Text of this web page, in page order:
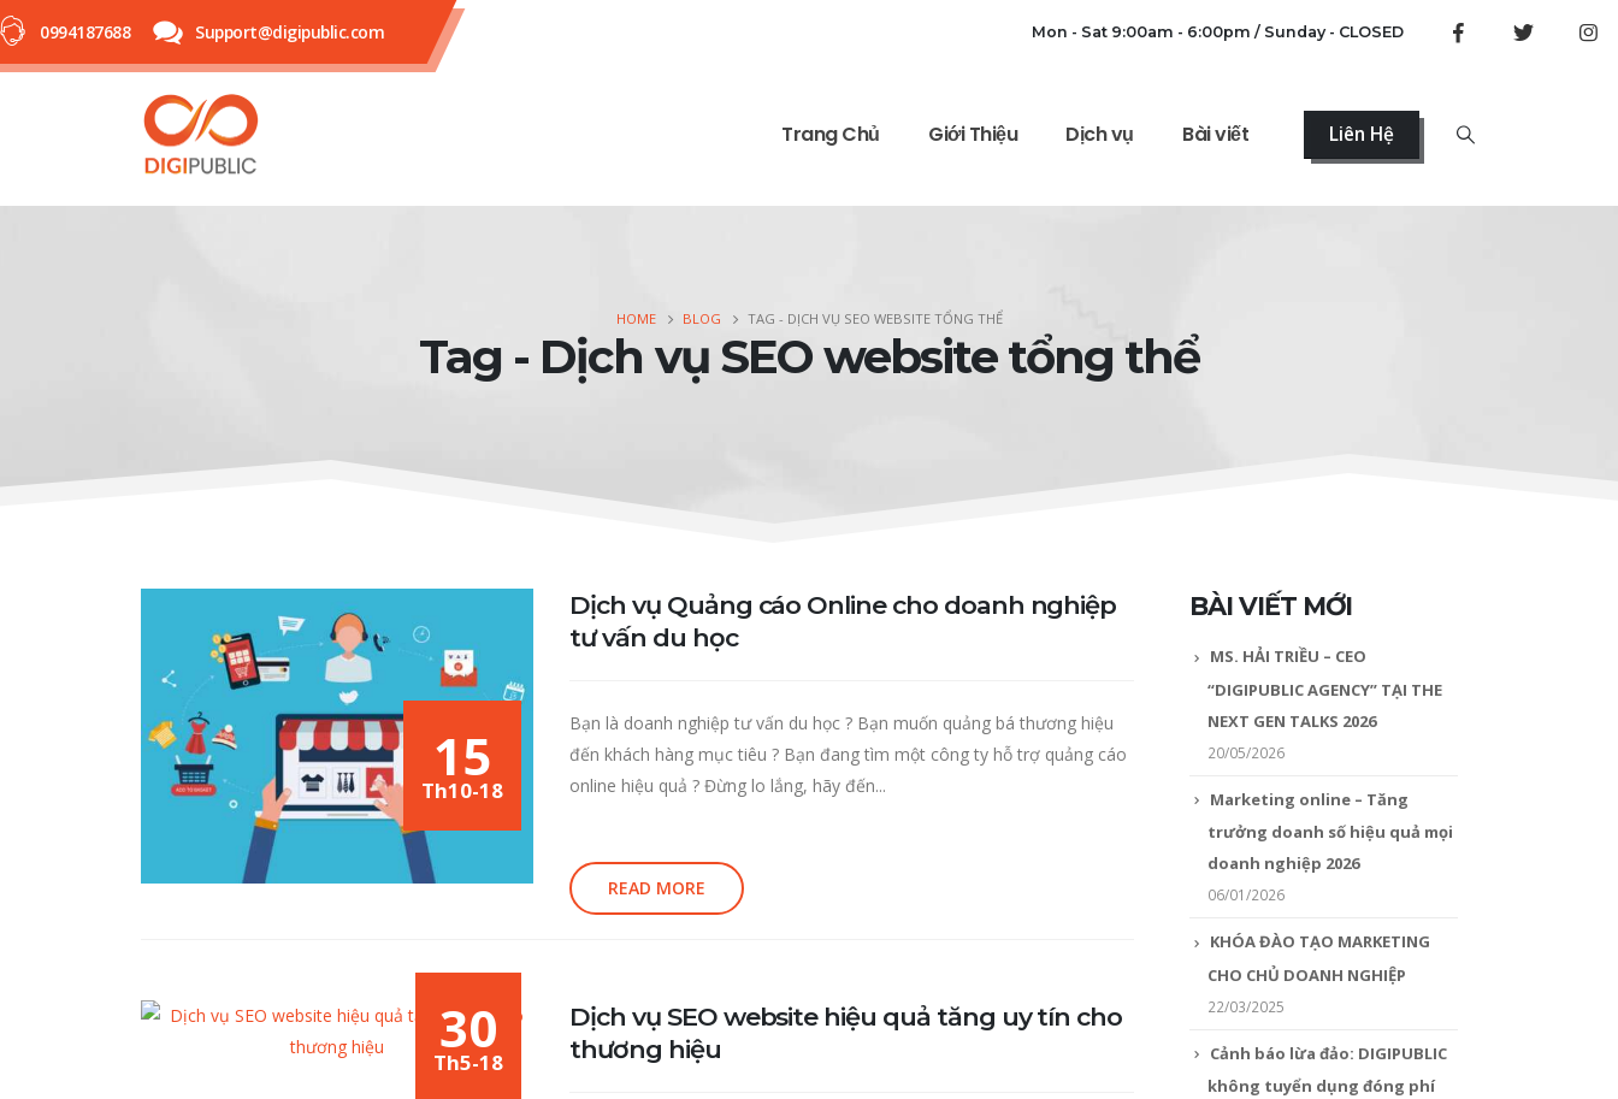
0994187688 Support@digipublic.com Mon - Sat 9:00am - 6:00pm / Sunday - CLOSED
Trang Chủ Giới Thiệu Dịch vụ Bài viết Liên Hệ
HOME BLOG TAG - DỊCH VỤ SEO WEBSITE TỔNG THỂ
Tag - Dịch vụ SEO website tổng thể
15
Th10-18
Dịch vụ Quảng cáo Online cho doanh nghiệp
tư vấn du học
Bạn là doanh nghiệp tư vấn du học ? Bạn muốn quảng bá thương hiệu
đến khách hàng mục tiêu ? Bạn đang tìm một công ty hỗ trợ quảng cáo
online hiệu quả ? Đừng lo lắng, hãy đến...
READ MORE
30
Th5-18
Dịch vụ SEO website hiệu quả tăng uy tín cho
thương hiệu
BÀI VIẾT MỚI
MS. HẢI TRIỀU – CEO
“DIGIPUBLIC AGENCY” TẠI THE
NEXT GEN TALKS 2026
20/05/2026
Marketing online – Tăng
trưởng doanh số hiệu quả mọi
doanh nghiệp 2026
06/01/2026
KHÓA ĐÀO TẠO MARKETING
CHO CHỦ DOANH NGHIỆP
22/03/2025
Cảnh báo lừa đảo: DIGIPUBLIC
không tuyển dụng đóng phí